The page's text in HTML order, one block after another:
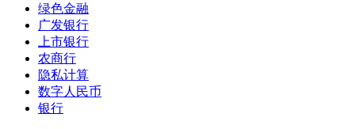
绿色金融
广发银行
上市银行
农商行
隐私计算
数字人民币
银行